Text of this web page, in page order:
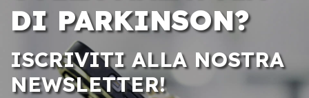
DI PARKINSON?
ISCRIVITI ALLA NOSTRA
NEWSLETTER!